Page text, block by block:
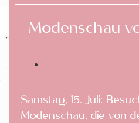
Modenschau
Samstag, 15. Juli:
Modenschau, die von